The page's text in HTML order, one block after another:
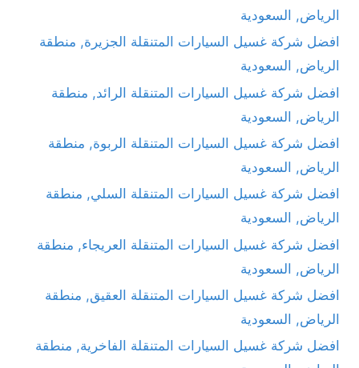
الرياض, السعودية
افضل شركة غسيل السيارات المتنقلة الجزيرة, منطقة
الرياض, السعودية
افضل شركة غسيل السيارات المتنقلة الرائد, منطقة
الرياض, السعودية
افضل شركة غسيل السيارات المتنقلة الربوة, منطقة
الرياض, السعودية
افضل شركة غسيل السيارات المتنقلة السلي, منطقة
الرياض, السعودية
افضل شركة غسيل السيارات المتنقلة العريجاء, منطقة
الرياض, السعودية
افضل شركة غسيل السيارات المتنقلة العقيق, منطقة
الرياض, السعودية
افضل شركة غسيل السيارات المتنقلة الفاخرية, منطقة